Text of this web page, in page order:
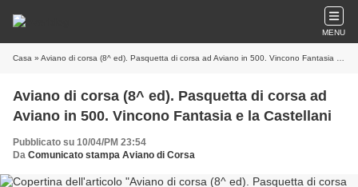
MENU
Casa » Aviano di corsa (8^ ed). Pasquetta di corsa ad Aviano in 500. Vincono Fantasia e la Castellani
Aviano di corsa (8^ ed). Pasquetta di corsa ad
Aviano in 500. Vincono Fantasia e la Castellani
Pubblicato su 10/04/PM 23:54
Da Comunicato stampa Aviano di Corsa